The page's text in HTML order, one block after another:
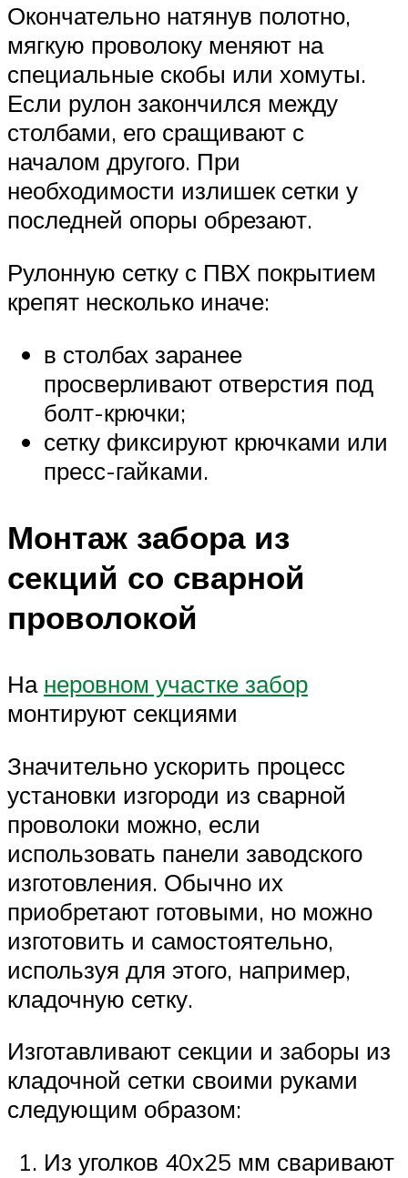
Окончательно натянув полотно,
мягкую проволоку меняют на
специальные скобы или хомуты.
Если рулон закончился между
столбами, его сращивают с
началом другого. При
необходимости излишек сетки у
последней опоры обрезают.
Рулонную сетку с ПВХ покрытием
крепят несколько иначе:
в столбах заранее
просверливают отверстия под
болт-крючки;
сетку фиксируют крючками или
пресс-гайками.
Монтаж забора из
секций со сварной
проволокой
На неровном участке забор
монтируют секциями
Значительно ускорить процесс
установки изгороди из сварной
проволоки можно, если
использовать панели заводского
изготовления. Обычно их
приобретают готовыми, но можно
изготовить и самостоятельно,
используя для этого, например,
кладочную сетку.
Изготавливают секции и заборы из
кладочной сетки своими руками
следующим образом:
Из уголков 40х25 мм сваривают